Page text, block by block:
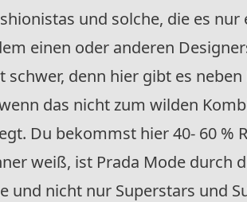
und solche, die es nur
einen oder anderen
denn hier gibt es neben
das nicht zum wilden
Du bekommst hier 40- 60 %
weiß, ist Prada Mode durch
und nicht nur Superstars und